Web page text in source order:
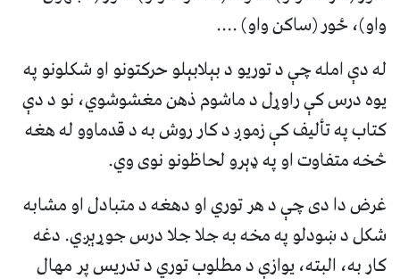
واو)، ځور (ساکن واو) ....
له دې امله چې د توريو د بېلابېلو حرکتونو او شکلونو په
يوه درس کې راوړل د ماشوم ذهن مغشوشوي، نو د دې
کتاب په تأليف کې زموږ د کار روش به د قدماوو له هغه
څخه متفاوت او په ډېرو لحاظونو نوی وي.
غرض دا دی چې د هر توري او دهغه د متبادل او مشابه
شکل د ښودلو په مخه به جلا جلا درس جوړېږي. دغه
کار به، البته، يوازې د مطلوب توري د تدريس پر مهال